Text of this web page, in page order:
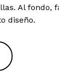
Al fondo,
diseño.